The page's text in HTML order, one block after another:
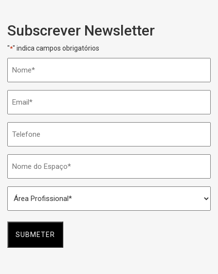
Subscrever Newsletter
"*" indica campos obrigatórios
do
Espaço
Profissional
*